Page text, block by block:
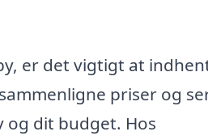
er det vigtigt at
priser og
og dit budget. Hos